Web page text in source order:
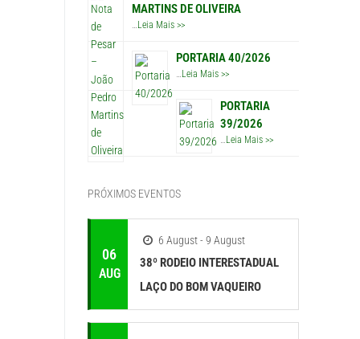
MARTINS DE OLIVEIRA
…Leia Mais >>
PORTARIA 40/2026
Leia Mais >>
PORTARIA
39/2026
…Leia Mais >>
PRÓXIMOS EVENTOS
06
AUG
6 August - 9 August
38º RODEIO INTERESTADUAL
LAÇO DO BOM VAQUEIRO